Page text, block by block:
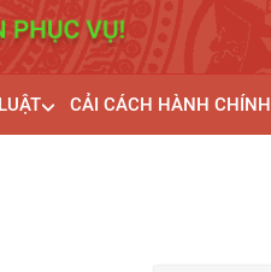
CẢI CÁCH HÀNH CHÍNH